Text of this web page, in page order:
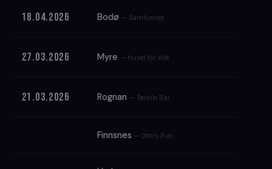
18.04.2026 Bodø — Samfunnet
27.03.2026 Myre — Huset for Alle
21.03.2026 Rognan — Tørst'n Bar
Finnsnes — Otto's Pub